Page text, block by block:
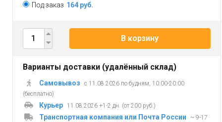
Под заказ 164 руб.
В корзину
Варианты доставки (удалённый склад)
Самовывоз
с 11.08.2026 по будням, 10:00-20:00
(бесплатно)
Курьер 11.08.2026 +1-2 дн. (от 200 руб.)
Транспортная компания или Почта России
~ 9-17